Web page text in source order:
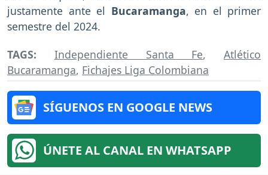
justamente ante el Bucaramanga, en el primer
semestre del 2024.
TAGS: Independiente Santa Fe, Atlético
Bucaramanga, Fichajes Liga Colombiana
SÍGUENOS EN GOOGLE NEWS
ÚNETE AL CANAL EN WHATSAPP